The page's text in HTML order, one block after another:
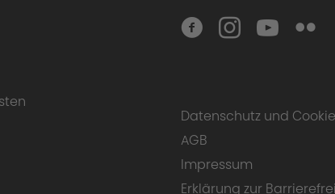
Datenschutz und
AGB
Impressum
Erklärung zur